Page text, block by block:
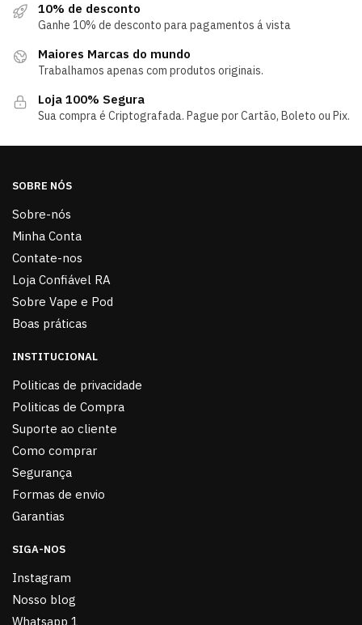
10% de desconto
Ganhe 10% de desconto para pagamentos á vista
Maiores Marcas do mundo
Trabalhamos apenas com produtos originais.
Loja 100% Segura
Sua compra é Criptografada. Pague por Cartão, Boleto ou Pix.
SOBRE NÓS
Sobre-nós
Minha Conta
Contate-nos
Loja Confiável RA
Sobre Vape e Pod
Boas práticas
INSTITUCIONAL
Politicas de privacidade
Politicas de Compra
Suporte ao cliente
Como comprar
Segurança
Formas de envio
Garantias
SIGA-NOS
Instagram
Nosso blog
Whatsapp 1